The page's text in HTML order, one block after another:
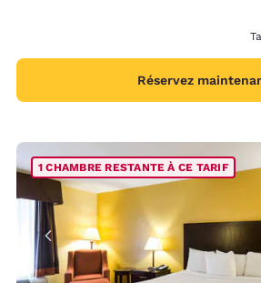
Réservez
1 CHAMBRE RESTANTE À CE TARIF